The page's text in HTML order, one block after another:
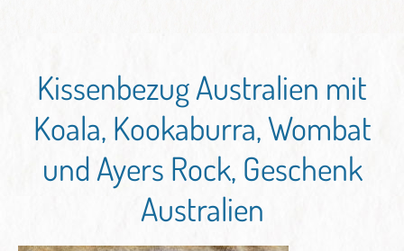
Kissenbezug Australien mit
Koala, Kookaburra, Wombat
und Ayers Rock, Geschenk
Australien